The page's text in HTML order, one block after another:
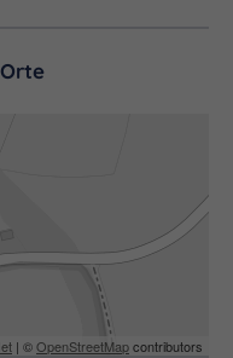
unserer
auf sich wirken.
sich perfekt
Der Besuch bei uns
zur Burg
| ©OpenStreetMapcontributors